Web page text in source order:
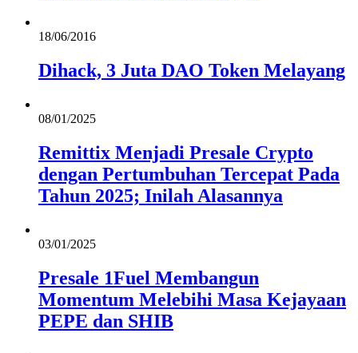
18/06/2016
Dihack, 3 Juta DAO Token Melayang
08/01/2025
Remittix Menjadi Presale Crypto
dengan Pertumbuhan Tercepat Pada
Tahun 2025; Inilah Alasannya
03/01/2025
Presale 1Fuel Membangun
Momentum Melebihi Masa Kejayaan
PEPE dan SHIB